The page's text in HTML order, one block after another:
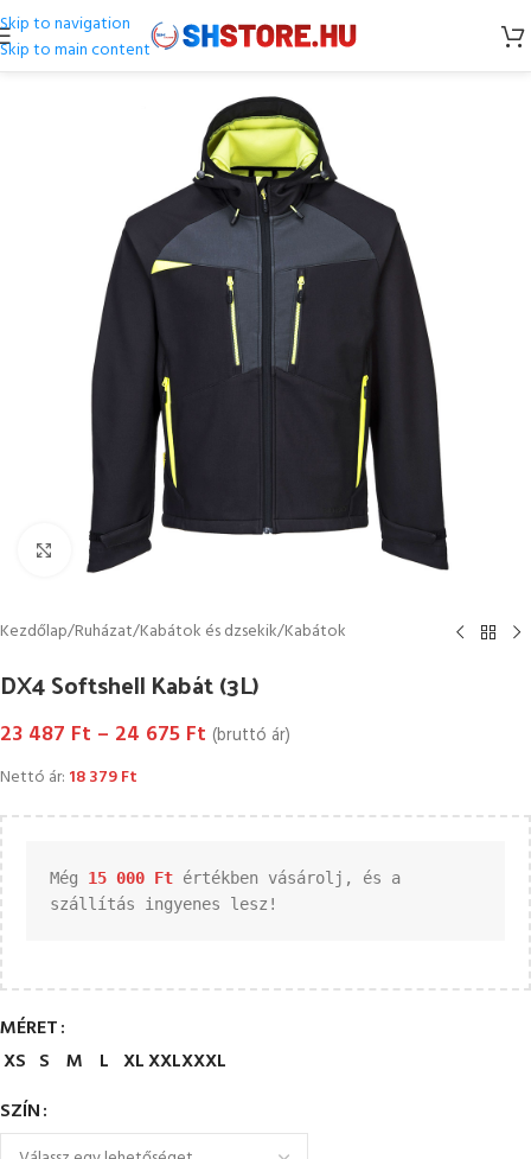
Skip to navigation
Skip to main content
Kattintson a nagyításhoz
Kezdőlap/Ruházat/Kabátok és dzsekik/Kabátok
DX4 Softshell Kabát (3L)
23 487 Ft – 24 675 Ft (bruttó ár)
Nettó ár: 18 379Ft
Még 15 000 Ft értékben vásárolj, és a
szállítás ingyenes lesz!
MÉRET
XS S M L XLXXLXXXL
SZÍN